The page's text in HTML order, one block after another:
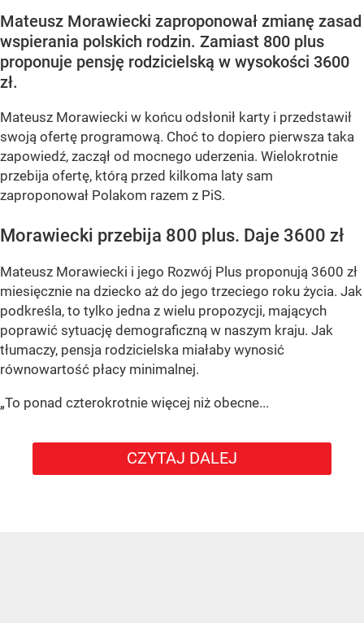
Mateusz Morawiecki zaproponował zmianę zasad
wspierania polskich rodzin. Zamiast 800 plus
proponuje pensję rodzicielską w wysokości 3600
zł.
Mateusz Morawiecki w końcu odsłonił karty i przedstawił
swoją ofertę programową. Choć to dopiero pierwsza taka
zapowiedź, zaczął od mocnego uderzenia. Wielokrotnie
przebija ofertę, którą przed kilkoma laty sam
zaproponował Polakom razem z PiS.
Morawiecki przebija 800 plus. Daje 3600 zł
Mateusz Morawiecki i jego Rozwój Plus proponują 3600 zł
miesięcznie na dziecko aż do jego trzeciego roku życia. Jak
podkreśla, to tylko jedna z wielu propozycji, mających
poprawić sytuację demograficzną w naszym kraju. Jak
tłumaczy, pensja rodzicielska miałaby wynosić
równowartość płacy minimalnej.
„To ponad czterokrotnie więcej niż obecne...
CZYTAJ DALEJ